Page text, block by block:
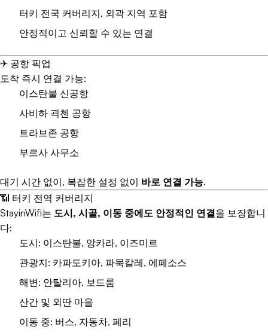
터키 전국 커버리지, 외곽 지역 포함
안정적이고 신뢰할 수 있는 연결
✈ 공항 픽업
도착 즉시 연결 가능:
이스탄불 신공항
사비하 괵첸 공항
트라브존 공항
부르사 사무소
대기 시간 없이, 복잡한 설정 없이 바로 연결 가능.
📶 터키 전역 커버리지
StayinWifi는 도시, 시골, 이동 중에도 안정적인 연결을 보장합니
다:
도시: 이스탄불, 앙카라, 이즈미르
관광지: 카파도키아, 파묵칼레, 에페소스
해변: 안탈리아, 보드룸
산간 및 외딴 마을
이동 중: 버스, 자동차, 페리